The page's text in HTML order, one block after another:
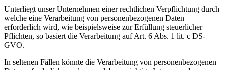
Unterliegt unser Unternehmen einer rechtlichen Verpflichtung durch
welche eine Verarbeitung von personenbezogenen Daten
erforderlich wird, wie beispielsweise zur Erfüllung steuerlicher
Pflichten, so basiert die Verarbeitung auf Art. 6 Abs. 1 lit. c DS-
GVO.
In seltenen Fällen könnte die Verarbeitung von personenbezogenen